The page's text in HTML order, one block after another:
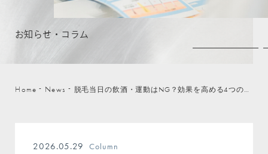
お知 ら せ ・ コ ラ ム
Home News 脱毛当日の飲酒・運動はNG？効果を高める4つの禁止事項と美肌の関係
2026.05.29 Column